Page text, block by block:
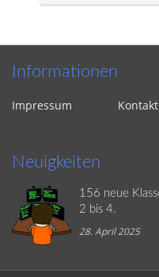
Informationen
Impressum Kontakt
Neuigkeiten
156 neue
2 bis 4.
28. April 2025